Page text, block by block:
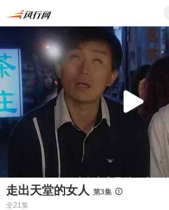
走出天堂的女人
第3集
全21集